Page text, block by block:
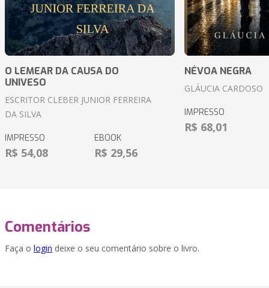
O LEMEAR DA CAUSA DO
UNIVESO
ESCRITOR CLEBER JUNIOR FERREIRA
DA SILVA
IMPRESSO
R$ 54,08
EBOOK
R$ 29,56
NÉVOA NEGRA
GLÁUCIA CARDOSO
IMPRESSO
R$ 68,01
Comentários
Faça o login deixe o seu comentário sobre o livro.